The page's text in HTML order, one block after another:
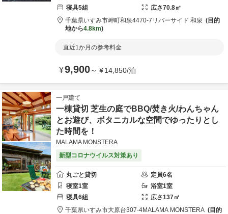
寝具5組 広さ70.8㎡
千葉県いすみ市岬町和泉4470-7 リバーサイド 和泉
目的
地から4.8km
直近1か月の参考料金
¥9,900～ ¥14,850/泊
一戸建て
一棟貸切 芝生の庭でBBQ/焚き火/わんちゃん
とお遊び、ボタニカルな空間でゆったりとし
た時間を！
MALAMA MONSTERA
新型コロナウイルス対策あり
丸ごと貸切 定員6名
寝室1室 浴室1室
寝具6組 広さ137㎡
千葉県いすみ市大原台307-4MALAMA MONSTERA
目的